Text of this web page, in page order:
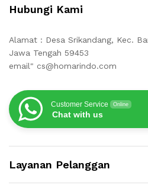
Hubungi Kami
Alamat : Desa Srikandang, Kec.
Jawa Tengah 59453
email" cs@homarindo.com
Customer Service Online
Chat with us
Layanan Pelanggan